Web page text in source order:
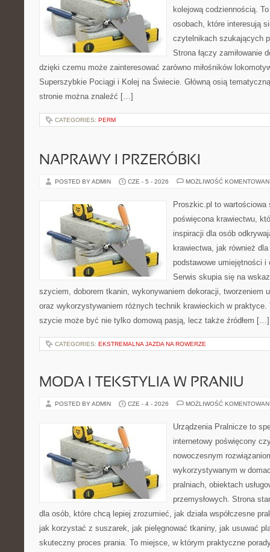
kolejową codziennością.
osobach, które interesują
czytelnikach szukających
Strona łączy zamiłowanie
dzięki czemu może zainteresować zarówno miłośników
Superszybkie Pociągi i Kolej na Świecie. Główną osią
stronie można znaleźć […]
CATEGORIES: PERM
NAPRAWY I PRZERÓBKI
POSTED BY ADMIN CZE - 5 - 2026 MOŻLIWOŚĆ
Proszkic.pl to wartościowa
poświęcona krawiectwu,
inspiracji dla osób
krawiectwa, jak również
podstawowe umiejętności
Serwis skupia się na
szyciem, doborem tkanin, wykonywaniem dekoracji, tworzeniem
oraz wykorzystywaniem różnych technik krawieckich w
szycie może być nie tylko domową pasją, lecz także źródłem […]
CATEGORIES: EKSTREMALNA JAZDA NA ROWERZE
MODA I TEKSTYLIA W PRANIU
POSTED BY ADMIN CZE - 4 - 2026 MOŻLIWOŚĆ
Urządzenia Pralnicze to
internetowy poświęcony
nowoczesnym
wykorzystywanym w
pralniach, obiektach
przemysłowych. Strona
dla osób, które chcą lepiej zrozumieć, jak działa współczesne
jak korzystać z suszarek, jak pielęgnować tkaniny, jak usuwać
skuteczny proces prania. To miejsce, w którym praktyczne